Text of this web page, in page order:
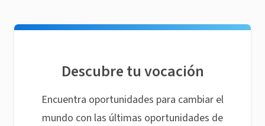
Descubre tu vocación
Encuentra oportunidades para cambiar el
mundo con las últimas oportunidades de